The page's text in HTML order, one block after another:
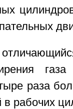
раза
в рабочих